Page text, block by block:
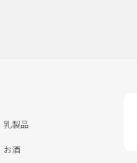
乳製品
お酒